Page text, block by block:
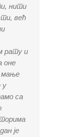
нити
већ
рату и
оне
мање
у
са
је